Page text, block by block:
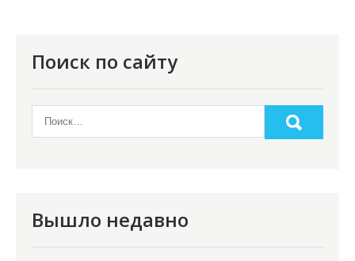
м
Поиск по сайту
Вышло недавно